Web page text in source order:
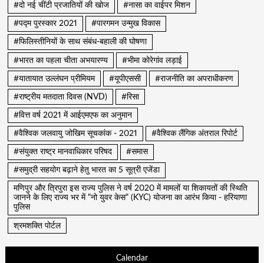
#दो नई चींटी प्रजातियों की खोज #नासा का वाईपर मिशन
#पद्म पुरस्कार 2021 #पारगमन उन्मुख विकास
#फिलिस्तीनियों के साथ संबंध-बहाली की घोषणा
#भारत का पहला चीता अभयारण्य #भीमा कोरेगांव लड़ाई
#यातायात उल्लंघन प्रीमियम #यूपीएससी #राजनीति का अपराधीकरण
#राष्ट्रीय मतदाता दिवस (NVD) #रिसा
#वित्त वर्ष 2021 में आईएमएफ का अनुमान
#वैश्विक जलवायु जोखिम सूचकांक - 2021 #वैश्विक लैंगिक अंतराल रिपोर्ट
#संयुक्त राष्ट्र मानवाधिकार परिषद #समास
#समुद्री सहयोग बढ़ाने हेतु भारत का 5 सूत्री एजेंडा
मणिपुर और त्रिपुरा इस राज्य पुलिस ने वर्ष 2020 में मामलों या शिकायतों की स्थिति
जानने के लिए राज्य भर में "नो युवर केस" (KYC) योजना का आरंभ किया - हरियाणा
पुलिस
श्रमशक्ति पोर्टल
Calendar